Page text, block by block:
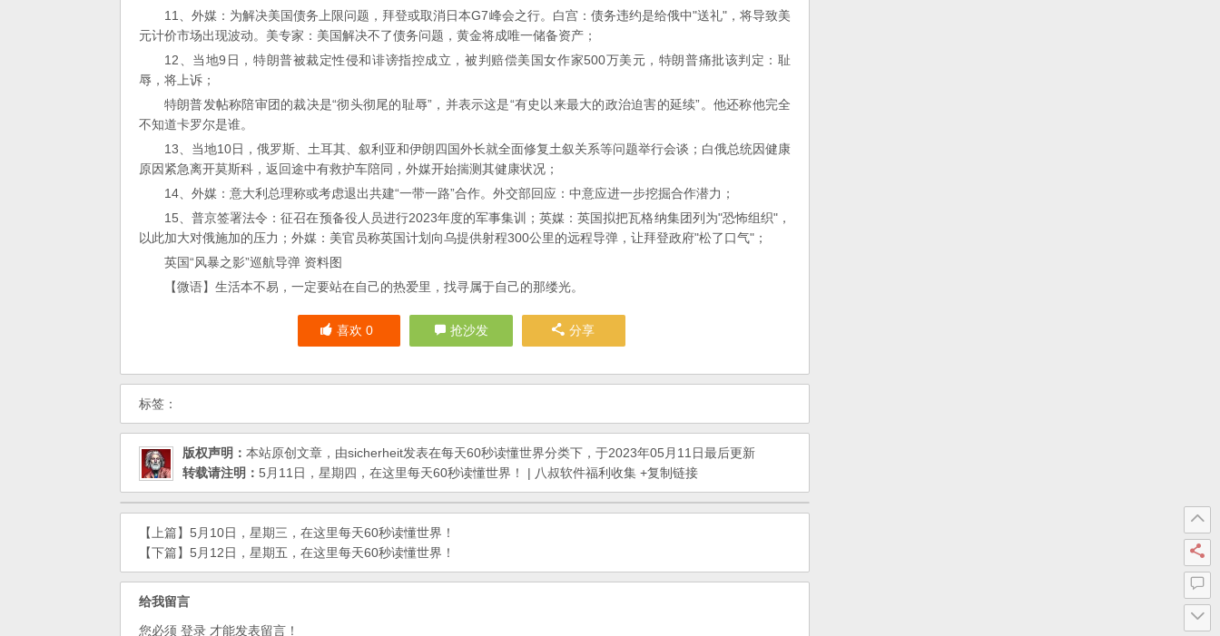
11、外媒：为解决美国债务上限问题，拜登或取消日本G7峰会之行。白宫：债务违约是给俄中"送礼"，将导致美
元计价市场出现波动。美专家：美国解决不了债务问题，黄金将成唯一储备资产；
12、当地9日，特朗普被裁定性侵和诽谤指控成立，被判赔偿美国女作家500万美元，特朗普痛批该判定：耻
辱，将上诉；
特朗普发帖称陪审团的裁决是“彻头彻尾的耻辱”，并表示这是“有史以来最大的政治迫害的延续”。他还称他完全
不知道卡罗尔是谁。
13、当地10日，俄罗斯、土耳其、叙利亚和伊朗四国外长就全面修复土叙关系等问题举行会谈；白俄总统因健康
原因紧急离开莫斯科，返回途中有救护车陪同，外媒开始揣测其健康状况；
14、外媒：意大利总理称或考虑退出共建“一带一路”合作。外交部回应：中意应进一步挖掘合作潜力；
15、普京签署法令：征召在预备役人员进行2023年度的军事集训；英媒：英国拟把瓦格纳集团列为"恐怖组织"，
以此加大对俄施加的压力；外媒：美官员称英国计划向乌提供射程300公里的远程导弹，让拜登政府"松了口气"；
英国“风暴之影”巡航导弹 资料图
【微语】生活本不易，一定要站在自己的热爱里，找寻属于自己的那缕光。
喜欢0 抢沙发 分享
标签：
版权声明： 本站原创文章，由sicherheit发表在每天60秒读懂世界分类下，于2023年05月11日最后更新
转载请注明： 5月11日，星期四，在这里每天60秒读懂世界！ | 八叔软件福利收集 +复制链接
【上篇】 5月10日，星期三，在这里每天60秒读懂世界！
【下篇】 5月12日，星期五，在这里每天60秒读懂世界！
给我留言
您必须 登录 才能发表留言！